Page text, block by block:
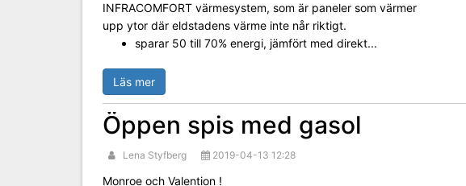
INFRACOMFORT värmesystem, som är paneler som värmer
upp ytor där eldstadens värme inte når riktigt.
sparar 50 till 70% energi, jämfört med direkt...
Läs mer
Öppen spis med gasol
Lena Styfberg 2019-04-13 12:28
Monroe och Valention !